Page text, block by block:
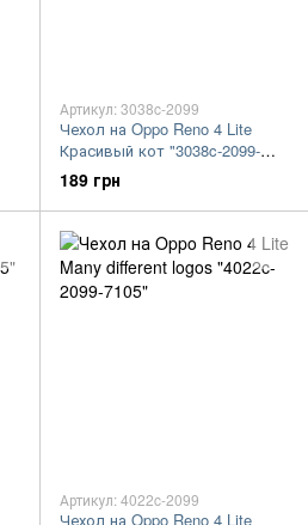
Артикул: 3038c-2099
Чехол на Oppo Reno 4 Lite
Красивый кот "3038c-2099-
7105"
189 грн
Артикул: 4022c-2099
Чехол на Oppo Reno 4 Lite